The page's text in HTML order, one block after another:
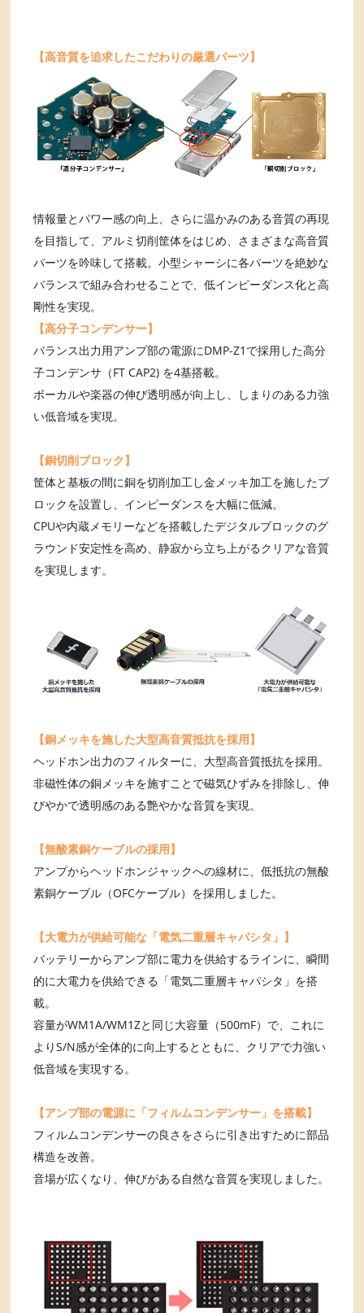
【高音質を追求したこだわりの厳選パーツ】
情報量とパワー感の向上、さらに温かみのある音質の再現
を目指して、アルミ切削筐体をはじめ、さまざまな高音質
パーツを吟味して搭載。小型シャーシに各パーツを絶妙な
バランスで組み合わせることで、低インピーダンス化と高
剛性を実現。
【高分子コンデンサー】
バランス出力用アンプ部の電源にDMP-Z1で採用した高分
子コンデンサ（FT CAP2) を4基搭載。
ボーカルや楽器の伸び透明感が向上し、しまりのある力強
い低音域を実現。
【銅切削ブロック】
筐体と基板の間に銅を切削加工し金メッキ加工を施したブ
ロックを設置し、インピーダンスを大幅に低減。
CPUや内蔵メモリーなどを搭載したデジタルブロックのグ
ラウンド安定性を高め、静寂から立ち上がるクリアな音質
を実現します。
【銅メッキを施した大型高音質抵抗を採用】
ヘッドホン出力のフィルターに、大型高音質抵抗を採用。
非磁性体の銅メッキを施すことで磁気ひずみを排除し、伸
びやかで透明感のある艶やかな音質を実現。
【無酸素銅ケーブルの採用】
アンプからヘッドホンジャックへの線材に、低抵抗の無酸
素銅ケーブル（OFCケーブル）を採用しました。
【大電力が供給可能な「電気二重層キャパシタ」】
バッテリーからアンプ部に電力を供給するラインに、瞬間
的に大電力を供給できる「電気二重層キャパシタ」を搭
載。
容量がWM1A/WM1Zと同じ大容量（500mF）で、これに
よりS/N感が全体的に向上するとともに、クリアで力強い
低音域を実現する。
【アンプ部の電源に「フィルムコンデンサー」を搭載】
フィルムコンデンサーの良さをさらに引き出すために部品
構造を改善。
音場が広くなり、伸びがある自然な音質を実現しました。